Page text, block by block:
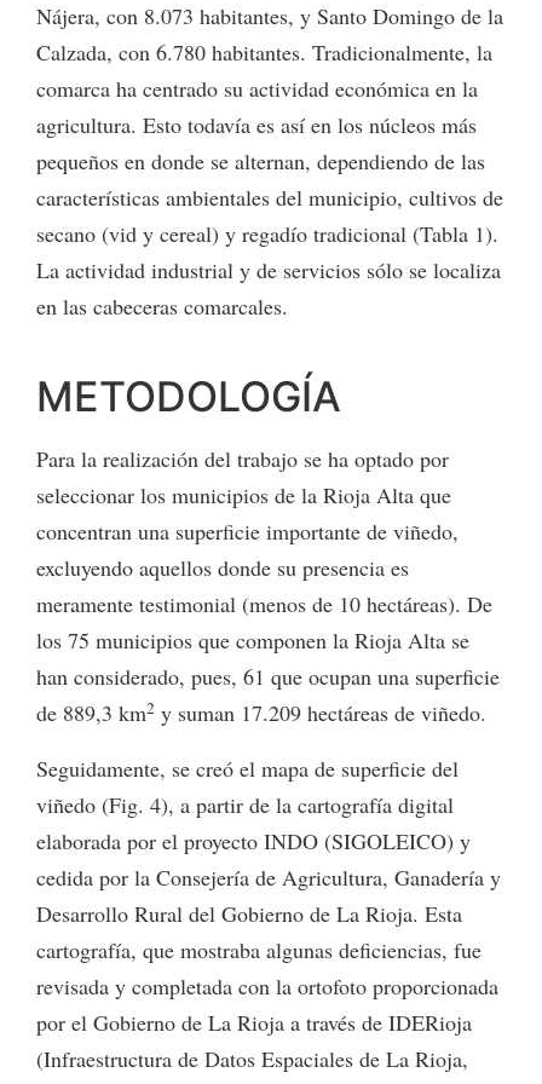
Nájera, con 8.073 habitantes, y Santo Domingo de la
Calzada, con 6.780 habitantes. Tradicionalmente, la
comarca ha centrado su actividad económica en la
agricultura. Esto todavía es así en los núcleos más
pequeños en donde se alternan, dependiendo de las
características ambientales del municipio, cultivos de
secano (vid y cereal) y regadío tradicional (Tabla 1).
La actividad industrial y de servicios sólo se localiza
en las cabeceras comarcales.
METODOLOGÍA
Para la realización del trabajo se ha optado por
seleccionar los municipios de la Rioja Alta que
concentran una superficie importante de viñedo,
excluyendo aquellos donde su presencia es
meramente testimonial (menos de 10 hectáreas). De
los 75 municipios que componen la Rioja Alta se
han considerado, pues, 61 que ocupan una superficie
de 889,3 km2 y suman 17.209 hectáreas de viñedo.
Seguidamente, se creó el mapa de superficie del
viñedo (Fig. 4), a partir de la cartografía digital
elaborada por el proyecto INDO (SIGOLEICO) y
cedida por la Consejería de Agricultura, Ganadería y
Desarrollo Rural del Gobierno de La Rioja. Esta
cartografía, que mostraba algunas deficiencias, fue
revisada y completada con la ortofoto proporcionada
por el Gobierno de La Rioja a través de IDERioja
(Infraestructura de Datos Espaciales de La Rioja,